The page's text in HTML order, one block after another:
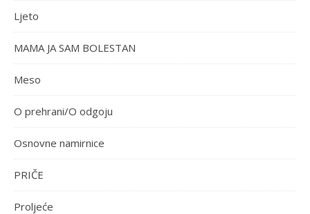
Ljeto
MAMA JA SAM BOLESTAN
Meso
O prehrani/O odgoju
Osnovne namirnice
PRIČE
Proljeće